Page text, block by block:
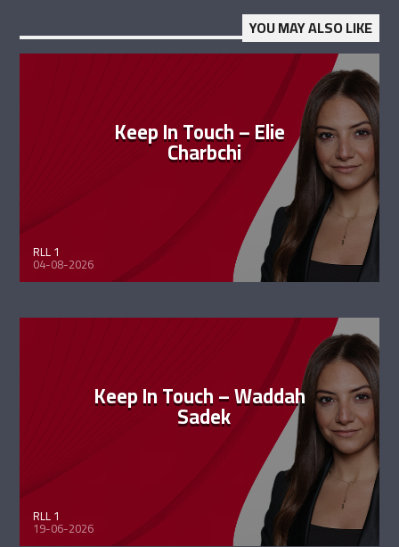
YOU MAY ALSO LIKE
Keep In Touch – Elie
Charbchi
RLL 1
04-08-2026
Keep In Touch – Waddah
Sadek
RLL 1
19-06-2026